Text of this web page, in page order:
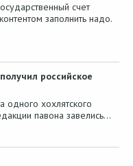
счет
заполнить надо.
российское
одного хохлятского
павона завелись…